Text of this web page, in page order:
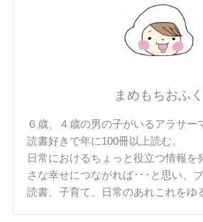
まめもちおふく
６歳、４歳の男の子がいるアラサー
読書好きで年に100冊以上読む。
日常におけるちょっと役立つ情報を
さな幸せにつながれば･･･と思い、
読書、子育て、日常のあれこれをゆ